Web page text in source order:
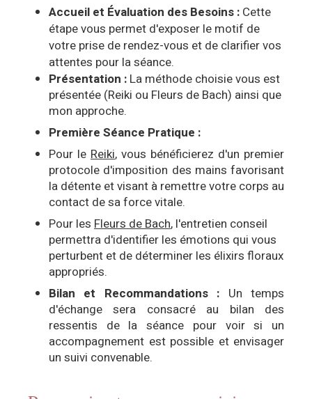
Accueil et Évaluation des Besoins : Cette
étape vous permet d'exposer le motif de
votre prise de rendez-vous et de clarifier vos
attentes pour la séance.
Présentation : La méthode choisie vous est
présentée (Reiki ou Fleurs de Bach) ainsi que
mon approche.
Première Séance Pratique :
Pour le Reiki, vous bénéficierez d'un premier
protocole d'imposition des mains favorisant
la détente et visant à remettre votre corps au
contact de sa force vitale.
Pour les Fleurs de Bach, l'entretien conseil
permettra d'identifier les émotions qui vous
perturbent et de déterminer les élixirs floraux
appropriés.
Bilan et Recommandations : Un temps
d'échange sera consacré au bilan des
ressentis de la séance pour voir si un
accompagnement est possible et envisager
un suivi convenable.